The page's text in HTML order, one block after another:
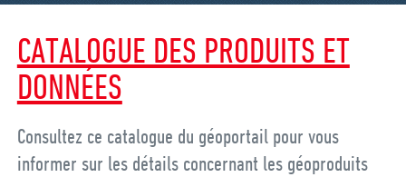
CATALOGUE DES PRODUITS ET
DONNÉES
Consultez ce catalogue du géoportail pour vous
informer sur les détails concernant les géoproduits